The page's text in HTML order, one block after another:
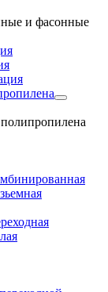
и фасонные